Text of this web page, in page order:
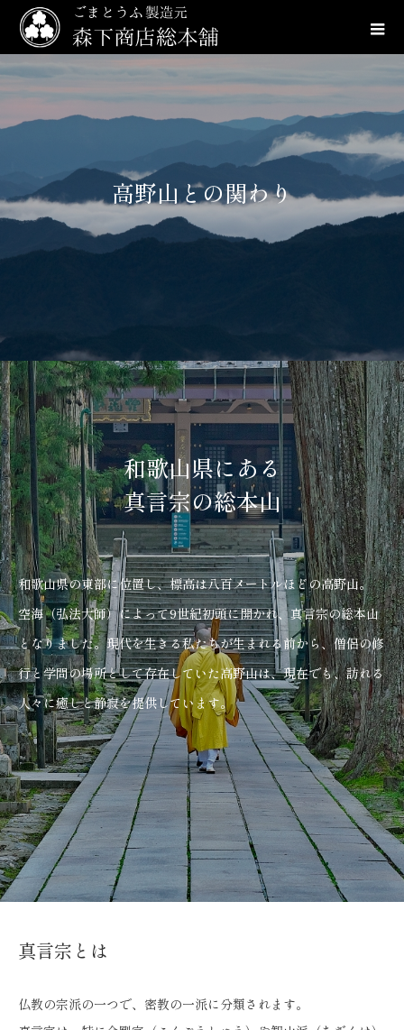
高野山との関わり
和歌山県にある
真言宗の総本山
和歌山県の東部に位置し、標高は八百メートルほどの高野山。
空海（弘法大師）によって9世紀初頭に開かれ、真言宗の総本山
となりました。現代を生きる私たちが生まれる前から、僧侶の修
行と学問の場所として存在していた高野山は、現在でも、訪れる
人々に癒しと静寂を提供しています。
真言宗とは
仏教の宗派の一つで、密教の一派に分類されます。